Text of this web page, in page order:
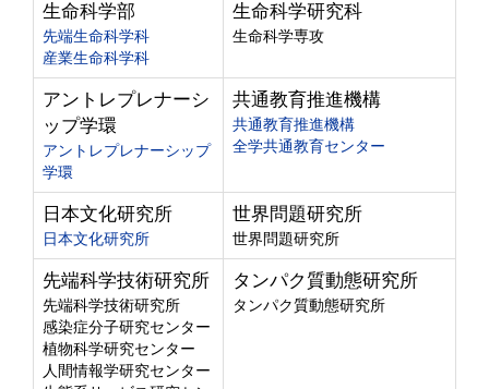
生命科学部
先端生命科学科
産業生命科学科
生命科学研究科
生命科学専攻
アントレプレナーシ
ップ学環
アントレプレナーシップ
学環
共通教育推進機構
共通教育推進機構
全学共通教育センター
日本文化研究所
日本文化研究所
世界問題研究所
世界問題研究所
先端科学技術研究所
先端科学技術研究所
感染症分子研究センター
植物科学研究センター
人間情報学研究センター
タンパク質動態研究所
タンパク質動態研究所